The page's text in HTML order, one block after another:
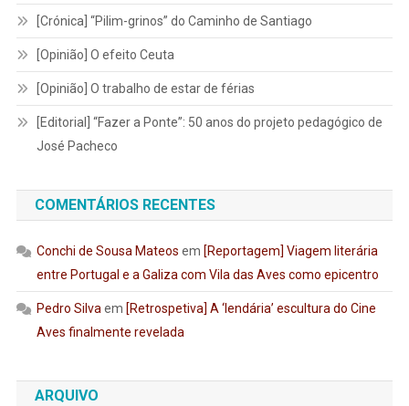
[Crónica] “Pilim-grinos” do Caminho de Santiago
[Opinião] O efeito Ceuta
[Opinião] O trabalho de estar de férias
[Editorial] “Fazer a Ponte”: 50 anos do projeto pedagógico de
José Pacheco
COMENTÁRIOS RECENTES
Conchi de Sousa Mateos em [Reportagem] Viagem literária
entre Portugal e a Galiza com Vila das Aves como epicentro
Pedro Silva em [Retrospetiva] A ‘lendária’ escultura do Cine
Aves finalmente revelada
ARQUIVO